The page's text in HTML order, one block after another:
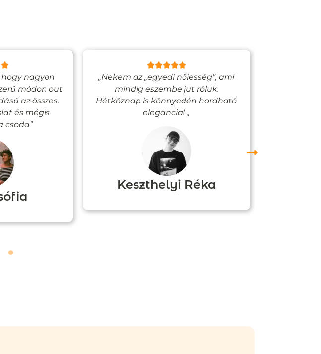
hogy nagyon
módon out
az összes.
és mégis
csoda”
„Nekem az „egyedi nőiesség”, ami
mindig eszembe jut róluk.
Hétköznap is könnyedén hordható
elegancia! „
Keszthelyi Réka